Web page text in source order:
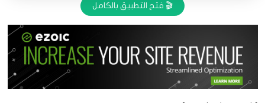
🎬 فتح التطبيق بالكامل